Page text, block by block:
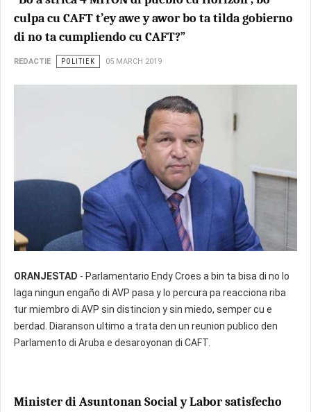
culpa cu CAFT t’ey awe y awor bo ta tilda gobierno
di no ta cumpliendo cu CAFT?”
REDACTIE POLITIEK 05 MARCH 2019
ORANJESTAD - Parlamentario Endy Croes a bin ta bisa di no lo
laga ningun engaño di AVP pasa y lo percura pa reacciona riba
tur miembro di AVP sin distincion y sin miedo, semper cu e
berdad. Diaranson ultimo a trata den un reunion publico den
Parlamento di Aruba e desaroyonan di CAFT.
Minister di Asuntonan Social y Labor satisfecho